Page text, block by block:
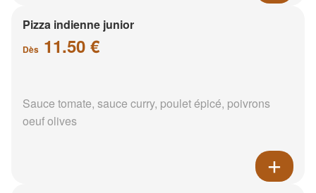
Pizza indienne junior
Dès 11.50 €
Sauce tomate, sauce curry, poulet épicé, poivrons
oeuf olives